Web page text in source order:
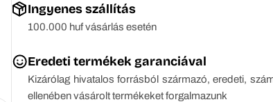
Ingyenes szállítás
100.000 huf vásárlás esetén
Eredeti termékek garanciával
Kizárólag hivatalos forrásból származó, eredeti,
ellenében vásárolt termékeket forgalmazunk